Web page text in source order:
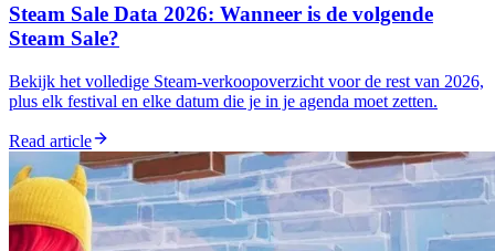
Steam Sale Data 2026: Wanneer is de volgende
Steam Sale?
Bekijk het volledige Steam-verkoopoverzicht voor de rest van 2026,
plus elk festival en elke datum die je in je agenda moet zetten.
Read article